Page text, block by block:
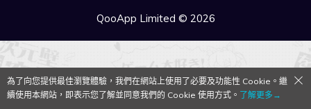
QooApp Limited © 2026
為了向您提供最佳瀏覽體驗，我們在網站上使用了必要及功能性 Cookie。繼
續使用本網站，即表示您了解並同意我們的 Cookie 使用方式。 了解更多→